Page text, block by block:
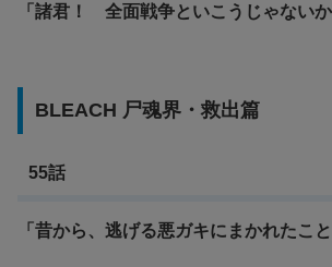
「諸君！ 全面戦争といこうじゃないか
BLEACH 尸魂界・救出篇
55話
「昔から、逃げる悪ガキにまかれたこ